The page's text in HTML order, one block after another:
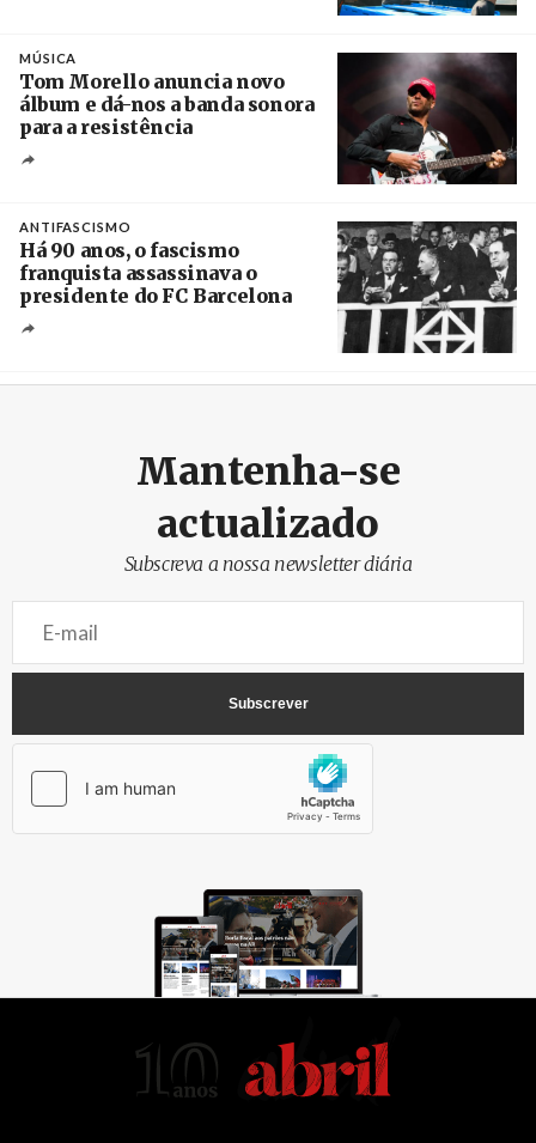
MÚSICA
Tom Morello anuncia novo
álbum e dá-nos a banda sonora
para a resistência
ANTIFASCISMO
Há 90 anos, o fascismo
franquista assassinava o
presidente do FC Barcelona
Mantenha-se
actualizado
Subscreva a nossa newsletter diária